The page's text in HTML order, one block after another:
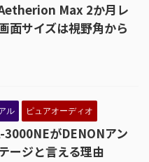
Aetherion Max 2か月レ
面サイズは視野角から
ル ピュアオーディオ
3000NEがDENONアン
ージと言える理由